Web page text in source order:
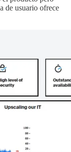
de usuario ofrece